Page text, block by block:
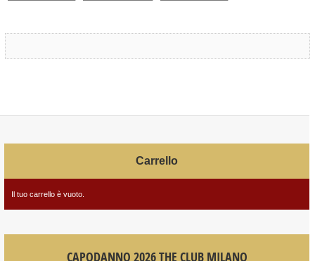
Carrello
Il tuo carrello è vuoto.
CAPODANNO 2026 THE CLUB MILANO